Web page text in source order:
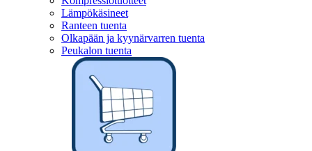
Lämpökäsineet
Ranteen tuenta
Olkapään ja kyynärvarren tuenta
Peukalon tuenta